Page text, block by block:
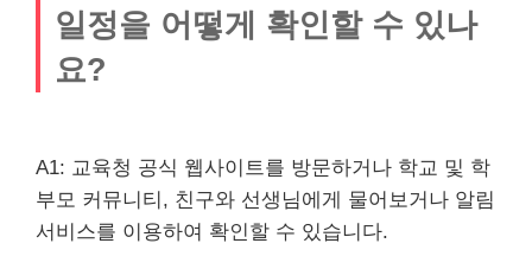
일정을 어떻게 확인할 수 있나
요?
A1: 교육청 공식 웹사이트를 방문하거나 학교 및 학
부모 커뮤니티, 친구와 선생님에게 물어보거나 알림
서비스를 이용하여 확인할 수 있습니다.